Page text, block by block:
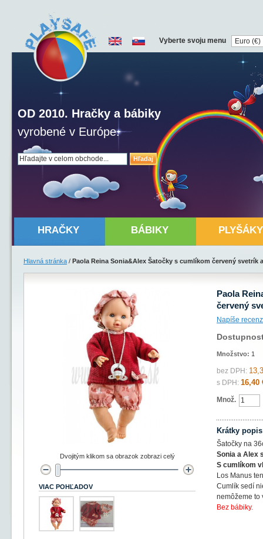
Hľadaj
OD 2010. Hračky a bábiky
vyrobené v Európe.
Vyberte svoju menu
HRAČKY BÁBIKY PLYŠÁKY
Hlavná stránka / Paola Reina Sonia&Alex Šatočky s cumlíkom červený svetrík
Paola
červený
Napíše
Množstvo: 1
bez DPH:
s DPH: 16,40
Množ.
Krátky popis
Šatočky na
Sonia a Alex
S cumlíkom
Los Manus
Cumlík sedí
nemôžeme to
Bez bábiky.
Dvojitým klikom sa obrazok zobrazi celý
VIAC POHĽADOV